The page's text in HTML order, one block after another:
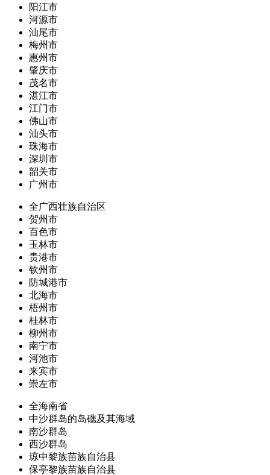
阳江市
河源市
汕尾市
梅州市
惠州市
肇庆市
茂名市
湛江市
江门市
佛山市
汕头市
珠海市
深圳市
韶关市
广州市
全广西壮族自治区
贺州市
百色市
玉林市
贵港市
钦州市
防城港市
北海市
梧州市
桂林市
柳州市
南宁市
河池市
来宾市
崇左市
全海南省
中沙群岛的岛礁及其海域
南沙群岛
西沙群岛
琼中黎族苗族自治县
保亭黎族苗族自治县